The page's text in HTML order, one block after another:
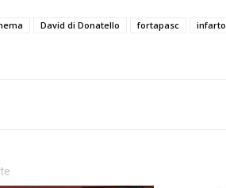
David di Donatello fortapasc infarto